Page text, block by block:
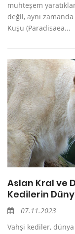
muhteşem
değil, aynı
Kuşu (Paradisaea...
Aslan Kral ve
Kedilerin
07.11.2023
Vahşi kediler,